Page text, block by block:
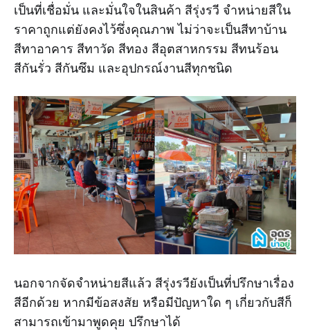
เป็นที่เชื่อมั่น และมั่นใจในสินค้า สีรุ่งรวี จำหน่ายสีใน
ราคาถูกแต่ยังคงไว้ซึ่งคุณภาพ ไม่ว่าจะเป็นสีทาบ้าน
สีทาอาคาร สีทาวัด สีทอง สีอุตสาหกรรม สีทนร้อน
สีกันรั่ว สีกันซึม และอุปกรณ์งานสีทุกชนิด
นอกจากจัดจำหน่ายสีแล้ว สีรุ่งรวียังเป็นที่ปรึกษาเรื่อง
สีอีกด้วย หากมีข้อสงสัย หรือมีปัญหาใด ๆ เกี่ยวกับสีก็
สามารถเข้ามาพูดคุย ปรึกษาได้